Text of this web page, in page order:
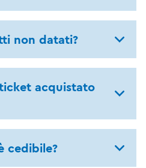
non datati?
acquistato
cedibile?